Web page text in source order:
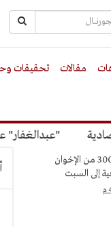
مقالات تحقيقات
"عبدالغفار" عن
تاجيل محاكمة 300 من الإخوان
إلى السبت